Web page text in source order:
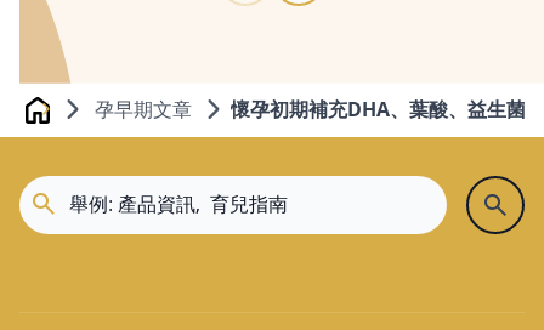
Home 孕早期文章 懷孕初期補充DHA、葉酸、益生菌